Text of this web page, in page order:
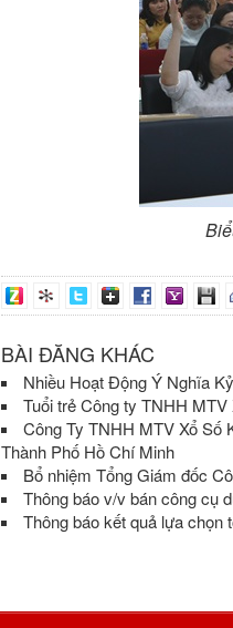
BÀI ĐĂNG KHÁC
Nhiều Hoạt Động Ý Nghĩa
Tuổi trẻ Công ty TNHH
Công Ty TNHH MTV Xổ Số
Thành Phố Hồ Chí Minh
Bổ nhiệm Tổng Giám đốc
Thông báo v/v bán công cụ
Thông báo kết quả lựa chọn